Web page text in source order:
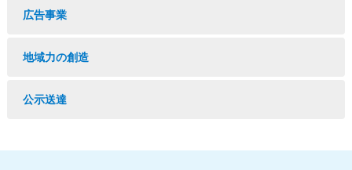
広告事業
地域力の創造
公示送達